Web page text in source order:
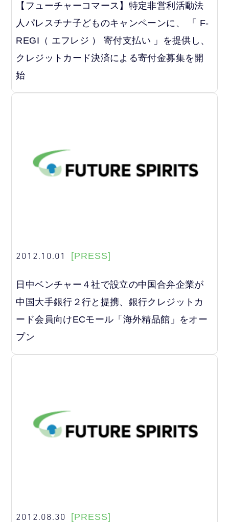
【フューチャーコマース】特定非営利活動法
人パレスチナ子どものキャンペーンに、 「 F-
REGI（ エフレジ ） 寄付支払い 」を提供し、
クレジットカード決済による寄付金募集を開
始
2012.10.01 [PRESS]
日中ベンチャー４社で設立の中国合弁企業が
中国大手銀行２行と提携、銀行クレジットカ
ード会員向けECモール「海外精品館」をオー
プン
2012.08.30 [PRESS]